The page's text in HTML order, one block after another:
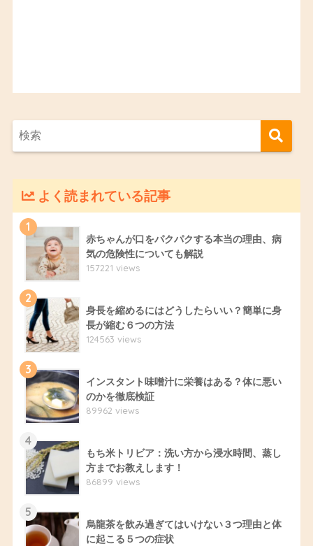
よく読まれている記事
1
赤ちゃんが口をパクパクする本当の理由、病
気の危険性についても解説
157221 views
2
身長を縮めるにはどうしたらいい？簡単に身
長が縮む６つの方法
124563 views
3
インスタント味噌汁に栄養はある？体に悪い
のかを徹底検証
89962 views
4
もち米トリビア：洗い方から浸水時間、蒸し
方までお教えします！
86899 views
5
烏龍茶を飲み過ぎてはいけない３つ理由と体
に起こる５つの症状